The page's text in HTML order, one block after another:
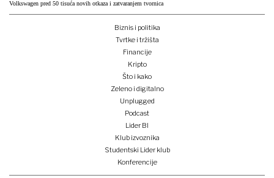
Volkswagen pred 50 tisuća novih otkaza i zatvaranjem tvornica
Biznis i politika
Tvrtke i tržišta
Financije
Kripto
Što i kako
Zeleno i digitalno
Unplugged
Podcast
Lider BI
Klub izvoznika
Studentski Lider klub
Konferencije